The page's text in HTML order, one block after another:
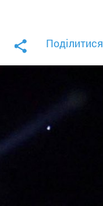
Поділитися